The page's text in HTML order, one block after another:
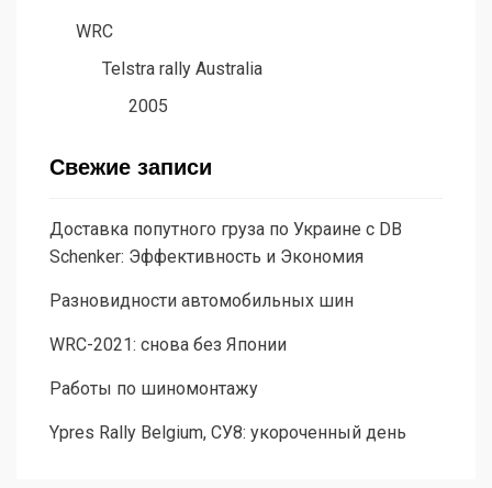
WRC
Telstra rally Australia
2005
Свежие записи
Доставка попутного груза по Украине с DB
Schenker: Эффективность и Экономия
Разновидности автомобильных шин
WRC-2021: снова без Японии
Работы по шиномонтажу
Ypres Rally Belgium, СУ8: укороченный день